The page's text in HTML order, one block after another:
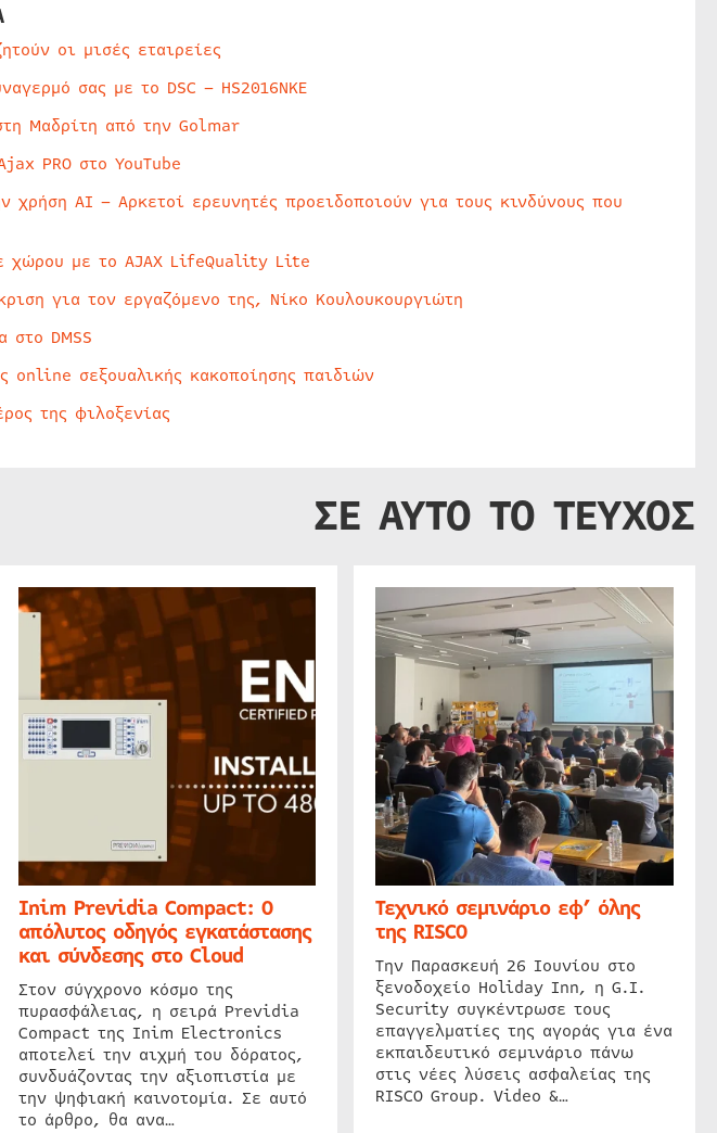
οι μισές εταιρείες
σας με το DSC – HS2016NKE
Μαδρίτη από την Golmar
PRO στο YouTube
χρήση AI – Αρκετοί ερευνητές προειδοποιούν για τους κινδύνους που
χώρου με το AJAX LifeQuality Lite
για τον εργαζόμενο της, Νίκο Κουλουκουργιώτη
DMSS
online σεξουαλικής κακοποίησης παιδιών
της φιλοξενίας
ΣΕ ΑΥΤΟ ΤΟ ΤΕΥΧΟΣ
Inim Previdia Compact: Ο
απόλυτος οδηγός εγκατάστασης
και σύνδεσης στο Cloud
Στον σύγχρονο κόσμο της
πυρασφάλειας, η σειρά Previdia
Compact της Inim Electronics
αποτελεί την αιχμή του δόρατος,
συνδυάζοντας την αξιοπιστία με
την ψηφιακή καινοτομία. Σε αυτό
το άρθρο, θα ανα…
Τεχνικό σεμινάριο εφ’ όλης
της RISCO
Την Παρασκευή 26 Ιουνίου στο
ξενοδοχείο Holiday Inn, η G.I.
Security συγκέντρωσε τους
επαγγελματίες της αγοράς για ένα
εκπαιδευτικό σεμινάριο πάνω
στις νέες λύσεις ασφαλείας της
RISCO Group. Video &…